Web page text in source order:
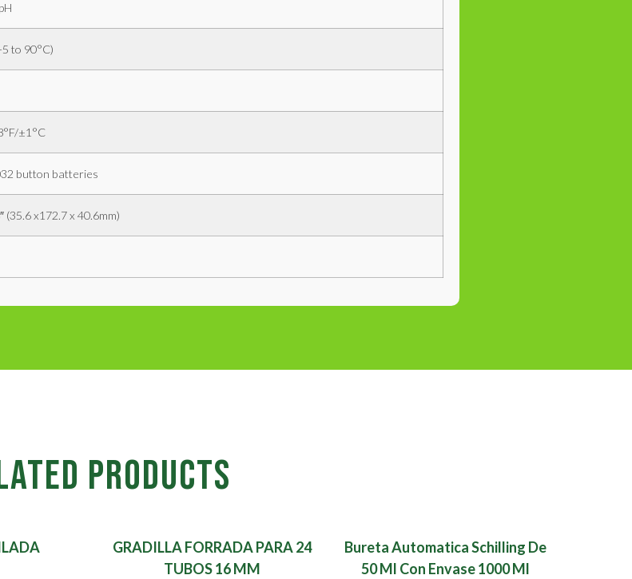
to 90°C)
±1°C
button batteries
(35.6 x172.7 x 40.6mm)
PRODUCTS
GRADILLA FORRADA PARA 24
TUBOS 16 MM
Bureta Automatica Schilling De
50 Ml Con Envase 1000 Ml